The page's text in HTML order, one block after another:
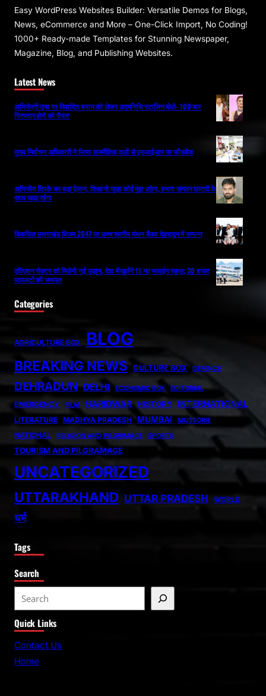
Easy WordPress Websites Builder: Versatile Demos for Blogs,
News, eCommerce and More – One-Click Import, No Coding!
1000+ Ready-made Templates for Stunning Newspaper,
Magazine, Blog, and Publishing Websites.
Latest News
अभिनेत्री तृषा पर विवादित बयान को लेकर उदयनिधि स्टालिन बोले- 100 बार
गिरफ्तार होने को तैयार
मुख्य निर्वाचन अधिकारी ने लिया राजनैतिक दलों से एसआईआर पर फीडबैक
अभिजीत दिपके का बड़ा ऐलान, शिक्षा से जुड़ा कोई मुद्दा उठेगा, हमारा संगठन छात्रों के
साथ खड़ा रहेगा
विकसित उत्तराखंड विजन 2047 पर उच्च स्तरीय मंथन बैठक देहरादून में सम्पन्न
एविएशन सेक्टर को मिलेगी नई उड़ान, देश में खुलेंगे 11 नए फ्लाइंग स्कूल; 30 हजार
पायलटों की जरूरत
Categories
AGRICULTURE BOX BLOG
BREAKING NEWS CULTURE BOX DEFENCE
DEHRADUN DELHI ECONOMIC BOX EDITORIAL
EMERGENCY FILM HARIDWAR HISTORY INTERNATIONAL
LITERATURE MADHYA PRADESH MUMBAI MUSSORIE
NATIONAL RELIGION AND PILGRIMAGE SPORTS
TOURISM AND PILGRAMAGE
UNCATEGORIZED
UTTARAKHAND UTTAR PRADESH WORLD
धर्म
Tags
Search
e
a
r
Quick Links
Contact Us
Home